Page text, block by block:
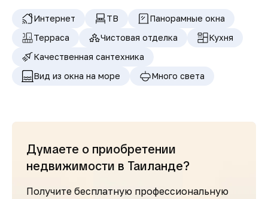
Интернет ТВ
Панорамные окна
Терраса
Чистовая отделка
Кухня
Качественная сантехника
Вид из окна на море
Много света
Думаете о приобретении
недвижимости в Таиланде?
Получите бесплатную профессиональную